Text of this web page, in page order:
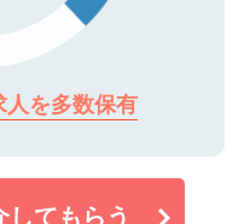
人を多数保有
てもらう